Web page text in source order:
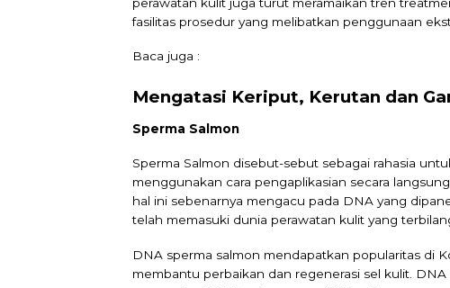
fasilitas prosedur yang melibatkan penggunaan
Baca juga :
Mengatasi Keriput, Kerutan dan
Sperma Salmon
Sperma Salmon disebut-sebut sebagai rahasia
menggunakan cara pengaplikasian secara
hal ini sebenarnya mengacu pada DNA yang
telah memasuki dunia perawatan kulit yang
DNA sperma salmon mendapatkan popularitas di
membantu perbaikan dan regenerasi sel kulit.